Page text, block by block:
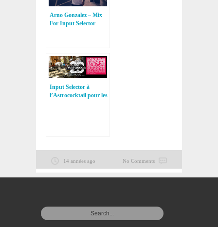
Arno Gonzalez – Mix
For Input Selector
Input Selector à
l’Astrococktail pour les
14 années ago No Comments